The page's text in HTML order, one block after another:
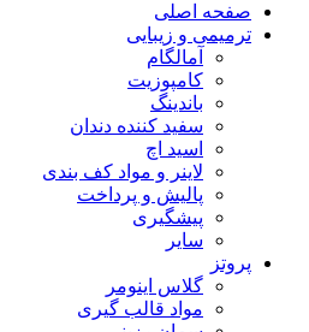
صفحه اصلی
ترمیمی و زیبایی
آمالگام
کامپوزیت
باندینگ
سفید کننده دندان
اسید اچ
لاینر و مواد کف بندی
پالیش و پرداخت
پیشگیری
سایر
پروتز
گلاس اینومر
مواد قالب گیری